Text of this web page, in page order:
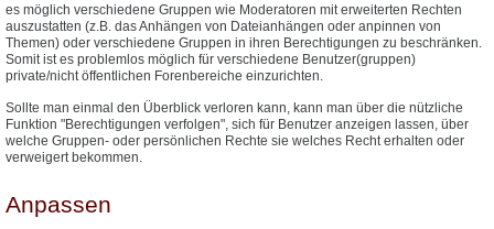
es möglich verschiedene Gruppen wie Moderatoren mit erweiterten Rechten
auszustatten (z.B. das Anhängen von Dateianhängen oder anpinnen von
Themen) oder verschiedene Gruppen in ihren Berechtigungen zu beschränken.
Somit ist es problemlos möglich für verschiedene Benutzer(gruppen)
private/nicht öffentlichen Forenbereiche einzurichten.
Sollte man einmal den Überblick verloren kann, kann man über die nützliche
Funktion "Berechtigungen verfolgen", sich für Benutzer anzeigen lassen, über
welche Gruppen- oder persönlichen Rechte sie welches Recht erhalten oder
verweigert bekommen.
Anpassen